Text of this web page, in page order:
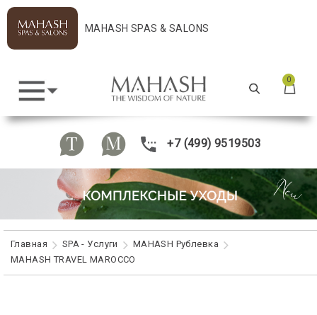
MAHASH SPAS & SALONS
0
+7 (499) 9519503
Главная SPA - Услуги
MAHASH Рублевка
MAHASH TRAVEL MAROCCO